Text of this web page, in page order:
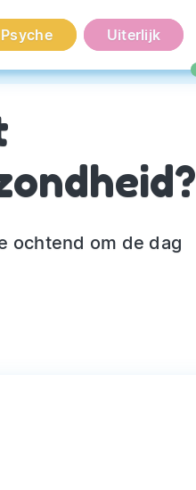
Psyche Uiterlijk
ochtend om de dag